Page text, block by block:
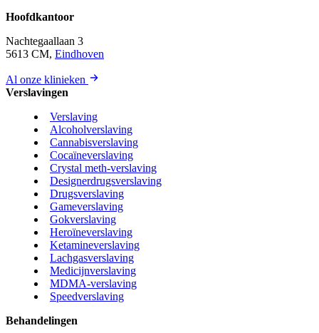
Hoofdkantoor
Nachtegaallaan 3
5613 CM, Eindhoven
Al onze klinieken
Verslavingen
Verslaving
Alcoholverslaving
Cannabisverslaving
Cocaïneverslaving
Crystal meth-verslaving
Designerdrugsverslaving
Drugsverslaving
Gameverslaving
Gokverslaving
Heroïneverslaving
Ketamineverslaving
Lachgasverslaving
Medicijnverslaving
MDMA-verslaving
Speedverslaving
Behandelingen